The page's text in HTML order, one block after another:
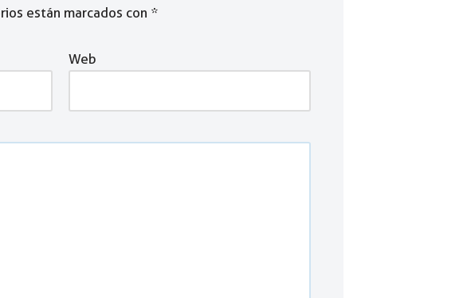
están marcados con *
Web